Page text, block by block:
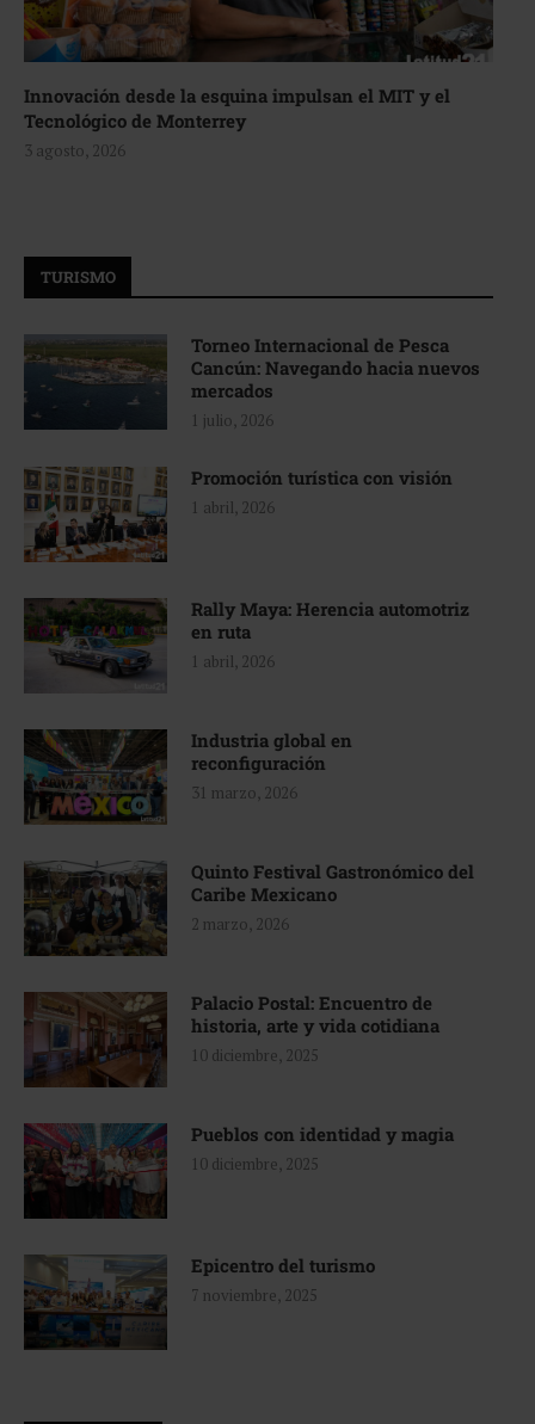
Innovación desde la esquina impulsan el MIT y el
Tecnológico de Monterrey
3 agosto, 2026
TURISMO
Torneo Internacional de Pesca
Cancún: Navegando hacia nuevos
mercados
1 julio, 2026
Promoción turística con visión
1 abril, 2026
Rally Maya: Herencia automotriz
en ruta
1 abril, 2026
Industria global en
reconfiguración
31 marzo, 2026
Quinto Festival Gastronómico del
Caribe Mexicano
2 marzo, 2026
Palacio Postal: Encuentro de
historia, arte y vida cotidiana
10 diciembre, 2025
Pueblos con identidad y magia
10 diciembre, 2025
Epicentro del turismo
7 noviembre, 2025